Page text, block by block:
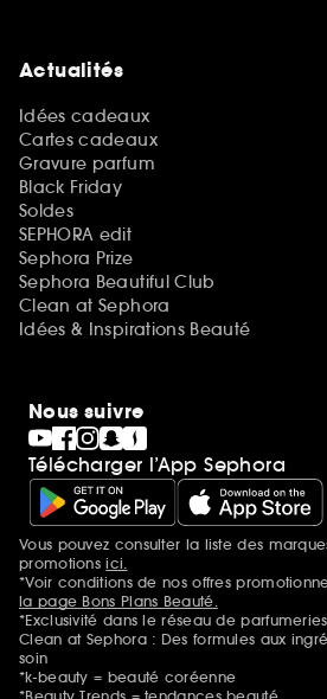
Actualités
Idées cadeaux
Cartes cadeaux
Gravure parfum
Black Friday
Soldes
SEPHORA edit
Sephora Prize
Sephora Beautiful Club
Clean at Sephora
Idées & Inspirations Beauté
Nous suivre
Télécharger l’App Sephora
Mentions additionnelles
Vous pouvez consulter la liste des
promotionsici.
*Voir conditions de nos offres
la page Bons Plans Beauté.
*Exclusivité dans le réseau de
Clean at Sephora : Des formules aux
soin
*k-beauty = beauté coréenne